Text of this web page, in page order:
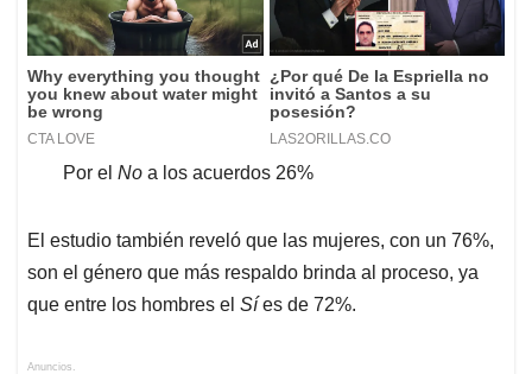
Por el No a los acuerdos 26%
El estudio también reveló que las mujeres, con un 76%,
son el género que más respaldo brinda al proceso, ya
que entre los hombres el Síes de 72%.
Anuncios.